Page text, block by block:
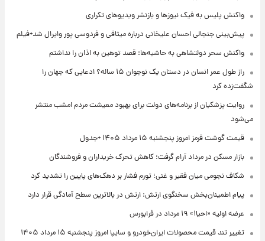
واکنش پلیس به فیک نیوزها و بازنشر ویدیوهای تکراری
پیش‌بینی جنجالی احسان علیخانی درباره میثاقی و فردوسی پور وایرال شد+فیلم
واکنش سحر دولتشاهی به حاشیه‌ها: قصد توهین به اذان را نداشتم
راز طول عمر انسان در دستان یک نوجوان ۱۵ ساله؟ ادعایی که جهان را
شگفت‌زده کرد
روایت پزشکیان از برنامه‌های دولت برای بهبود معیشت مردم امشب منتشر
می‌شود
قیمت گوشت قرمز امروز پنجشنبه ۱۵ مرداد ۱۴۰۵ +جدول
بازار مسکن در مرداد آرام گرفت؛ کاهش تحرک خریداران و فروشندگان
شکاف نجومی میان فقیر و غنی؛ تورم فشار بر دهک‌های پایین را تشدید کرد
پیام اطمینان‌بخش سخنگوی ارتش: ارتش در بالاترین سطح آمادگی قرار دارد
عرضه اولیه «احیا۱» ۱۹ مرداد در فرابورس
تغییر تند قیمت محصولات ایران‌خودرو و سایپا امروز پنجشنبه ۱۵ مرداد ۱۴۰۵